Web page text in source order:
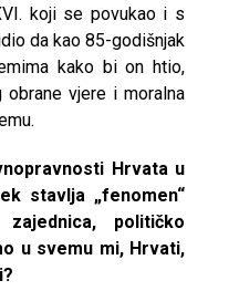
koji se povukao i s
da kao 85-godišnjak
kako bi on htio,
vjere i moralna
Hrvata u
stavlja „fenomen“
zajednica, političko
u svemu mi, Hrvati,